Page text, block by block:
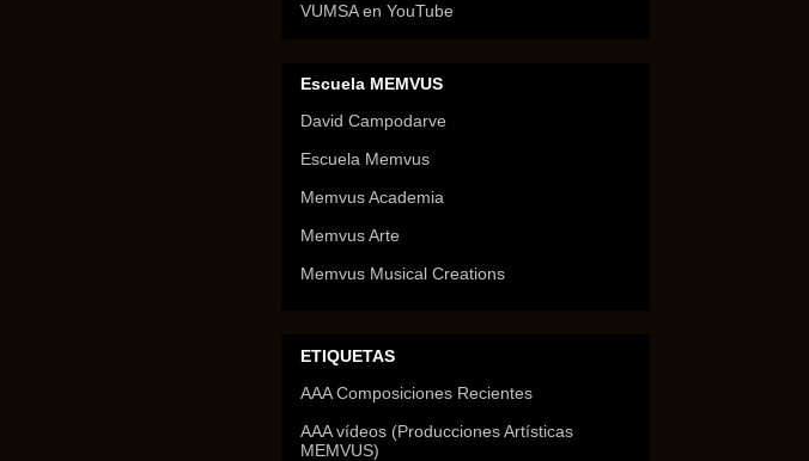
VUMSA en YouTube
Escuela MEMVUS
David Campodarve
Escuela Memvus
Memvus Academia
Memvus Arte
Memvus Musical Creations
ETIQUETAS
AAA Composiciones Recientes
AAA vídeos (Producciones Artísticas
MEMVUS)